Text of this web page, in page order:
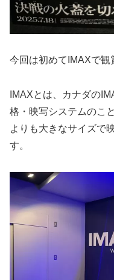
今回は初めてIMAXで観
IMAXとは、カナダの
格・映写システムのこ
よりも大きなサイズで
す。